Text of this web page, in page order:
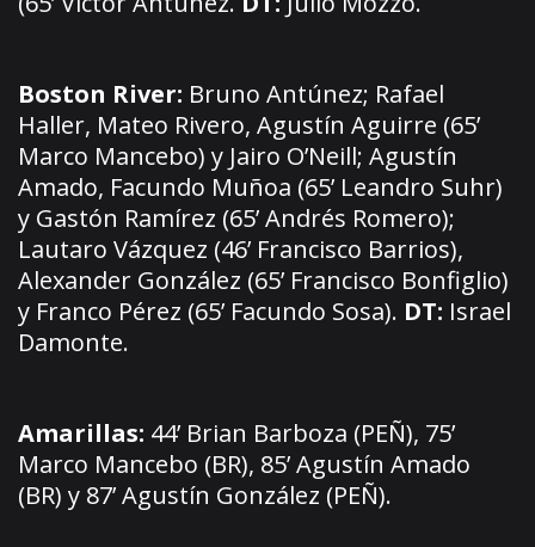
Boston River: Bruno Antúnez; Rafael
Haller, Mateo Rivero, Agustín Aguirre (65’
Marco Mancebo) y Jairo O’Neill; Agustín
Amado, Facundo Muñoa (65’ Leandro Suhr)
y Gastón Ramírez (65’ Andrés Romero);
Lautaro Vázquez (46’ Francisco Barrios),
Alexander González (65’ Francisco Bonfiglio)
y Franco Pérez (65’ Facundo Sosa). DT: Israel
Damonte.
Amarillas: 44’ Brian Barboza (PEÑ), 75’
Marco Mancebo (BR), 85’ Agustín Amado
(BR) y 87’ Agustín González (PEÑ).